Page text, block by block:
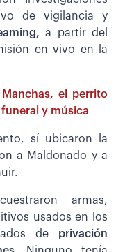
de vigilancia y
a partir del
en vivo en la
el perrito
y música
sí ubicaron la
a Maldonado y a
armas,
usados en los
de privación